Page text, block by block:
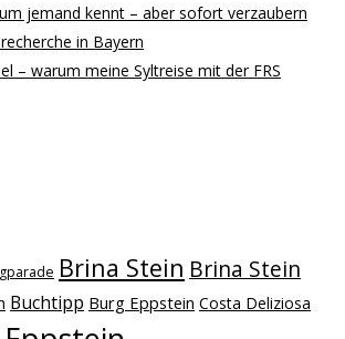
jemand kennt – aber sofort verzaubern
in Bayern
– warum meine Syltreise mit der FRS
Brina Stein Brina Stein
Buchtipp Burg Eppstein Costa Deliziosa